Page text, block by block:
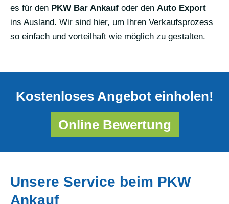
es für den PKW Bar Ankauf oder den Auto Export
ins Ausland. Wir sind hier, um Ihren Verkaufsprozess
so einfach und vorteilhaft wie möglich zu gestalten.
Kostenloses Angebot einholen!
Online Bewertung
Unsere Service beim PKW
Ankauf